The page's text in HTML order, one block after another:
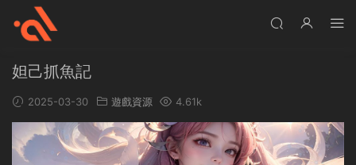
妲己抓魚記
2025-03-30 遊戲資源 4.61k